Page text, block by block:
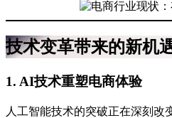
技术变革带来的新机
1. AI技术重塑电商体验
人工智能技术的突破正在深刻改